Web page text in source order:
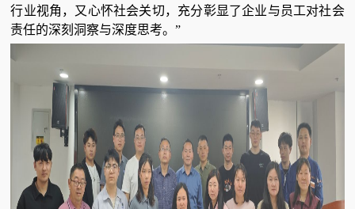
行业视角，又心怀社会关切，充分彰显了企业与员工对社会
责任的深刻洞察与深度思考。”